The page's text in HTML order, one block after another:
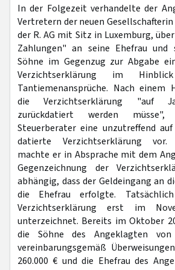
In der Folgezeit verhandelte der
Vertretern der neuen Gesellschafterin
der R. AG mit Sitz in Luxemburg,
Zahlungen" an seine Ehefrau und
Söhne im Gegenzug zur Abgabe
Verzichtserklärung im
Tantiemenansprüche. Nach einem
die Verzichtserklärung "auf
zurückdatiert werden
Steuerberater eine unzutreffend auf
datierte Verzichtserklärung vor.
machte er in Absprache mit dem
Gegenzeichnung der
abhängig, dass der Geldeingang an
die Ehefrau erfolgte.
Verzichtserklärung erst im
unterzeichnet. Bereits im Oktober
die Söhne des Angeklagten
vereinbarungsgemäß
260.000 € und die Ehefrau des